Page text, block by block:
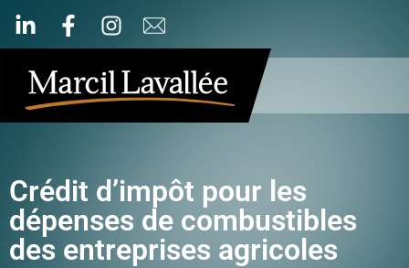
Crédit d’impôt pour les
dépenses de combustibles
des entreprises agricoles